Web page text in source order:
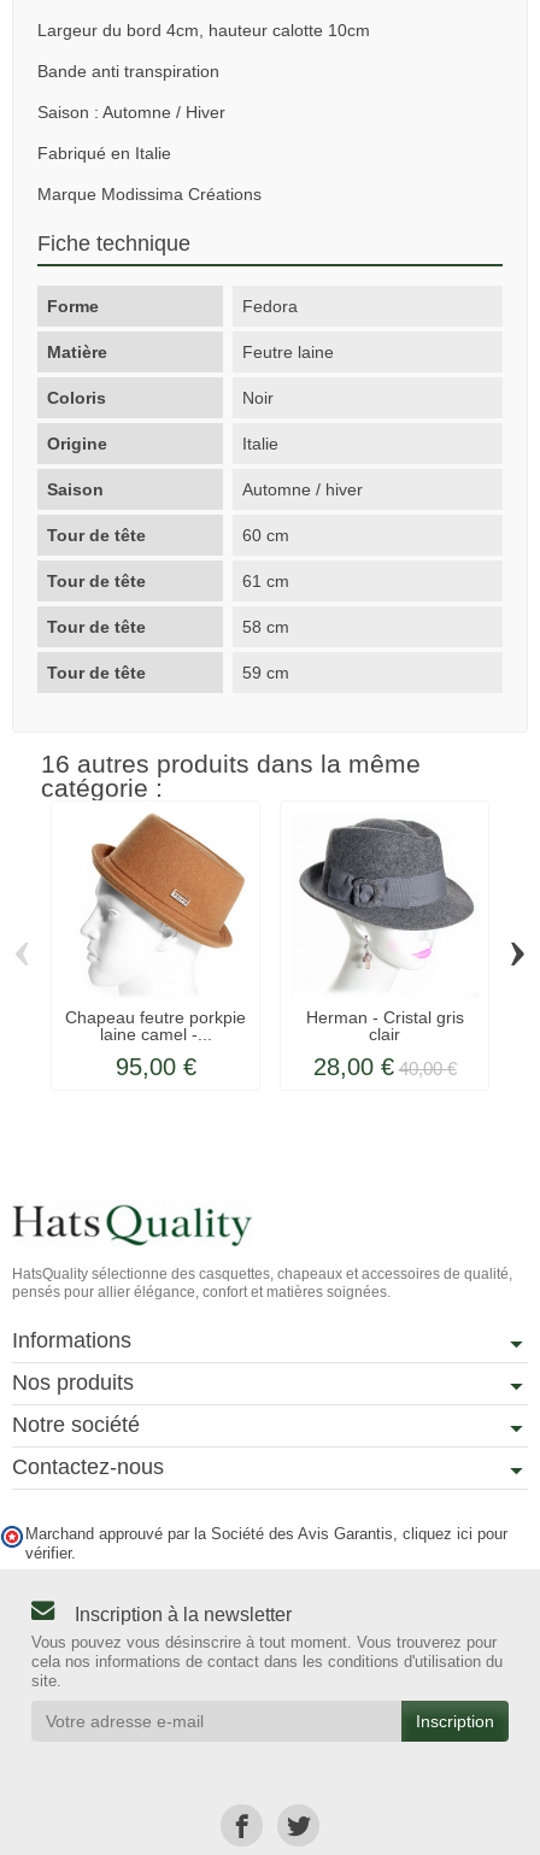
Largeur du bord 4cm, hauteur calotte 10cm
Bande anti transpiration
Saison : Automne / Hiver
Fabriqué en Italie
Marque Modissima Créations
Fiche technique
Forme Fedora
Matière Feutre laine
Coloris Noir
Origine Italie
Saison Automne / hiver
Tour de tête 60 cm
Tour de tête 61 cm
Tour de tête 58 cm
Tour de tête 59 cm
16 autres produits dans la même
catégorie :
Chapeau feutre porkpie
laine camel -...
95,00 €
Herman - Cristal gris
clair
28,00 € 40,00 €
‹ ›
HatsQuality sélectionne des casquettes, chapeaux et accessoires de qualité,
pensés pour allier élégance, confort et matières soignées.
Informations
Nos produits
Notre société
Contactez-nous
Marchand approuvé par la Société des Avis Garantis, cliquez ici pour
vérifier.
Inscription à la newsletter
Vous pouvez vous désinscrire à tout moment. Vous trouverez pour
cela nos informations de contact dans les conditions d'utilisation du
site.